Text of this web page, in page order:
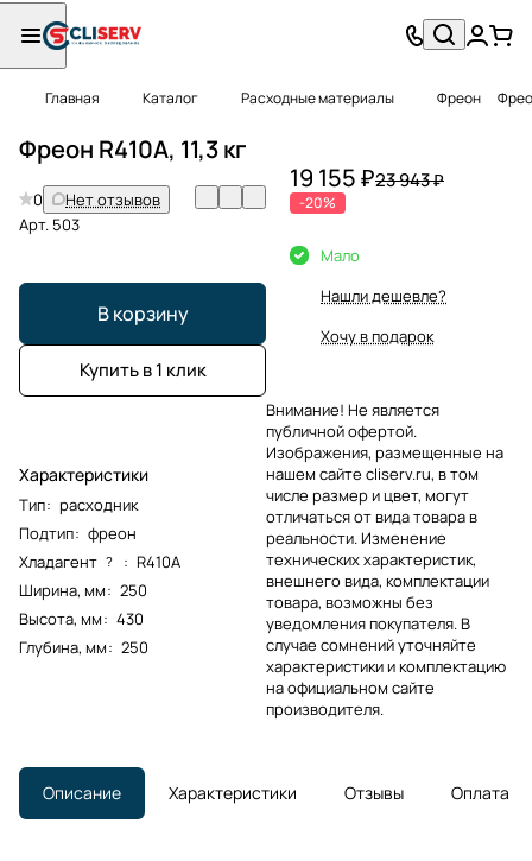
Главная Каталог Расходные материалы Фреон
Фреон R410А, 11,3 кг
0
Нет отзывов
Арт. 503
В корзину
Купить в 1 клик
Характеристики
Тип: расходник
Подтип: фреон
Хладагент ? : R410A
Ширина, мм: 250
Высота, мм: 430
Глубина, мм: 250
19 155 ₽23 943 ₽
-20%
Мало
Нашли дешевле?
Хочу в подарок
Внимание! Не является
публичной офертой.
Изображения, размещенные на
нашем сайте cliserv.ru, в том
числе размер и цвет, могут
отличаться от вида товара в
реальности. Изменение
технических характеристик,
внешнего вида, комплектации
товара, возможны без
уведомления покупателя. В
случае сомнений уточняйте
характеристики и комплектацию
на официальном сайте
производителя.
Описание Характеристики Отзывы Оплата